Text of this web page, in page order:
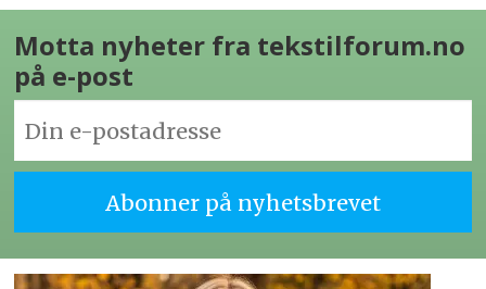
Motta nyheter fra tekstilforum.no
på e-post